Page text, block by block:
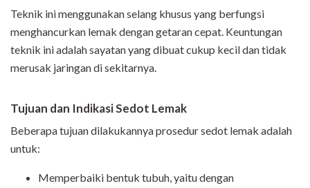
Teknik ini menggunakan selang khusus yang berfungsi
menghancurkan lemak dengan getaran cepat. Keuntungan
teknik ini adalah sayatan yang dibuat cukup kecil dan tidak
merusak jaringan di sekitarnya.
Tujuan dan Indikasi Sedot Lemak
Beberapa tujuan dilakukannya prosedur sedot lemak adalah
untuk:
Memperbaiki bentuk tubuh, yaitu dengan